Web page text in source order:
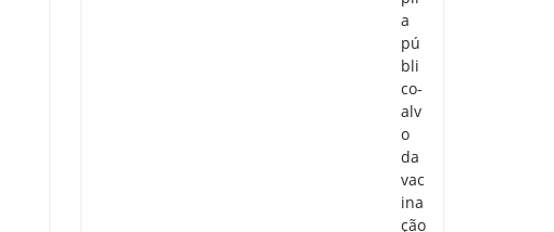
a
pú
bli
co-
alv
o
da
vac
ina
ção